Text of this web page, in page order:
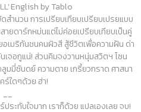
English by Tablo
สำนวน การเปรียบเทียบเปรียบเปรยแบบ
ายดาร์กหม่นแต่ไม่ค่อยเปรียบเทียบเป็นคู่
เมริกันชนคนผิวสี สู้ชีวิตเพื่อความฝัน ด่า
จอกูแน่! ส่วนคิมจงวานหนุ่มสวิตฯ โซน
มมี่ซันดย์ ความตาย เกรี้ยวกราด ศาสนา
ร์ใดๆด้วย ฮ่า!
__
ะทับใจมาก เราก็ด้วย แปลเองเลย จบ!